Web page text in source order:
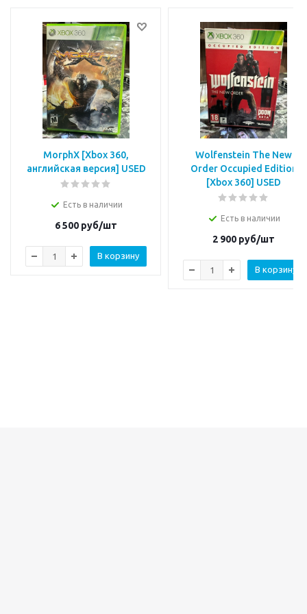
MorphX [Xbox 360,
английская версия] USED
Есть в наличии
6 500 руб/шт
В корзину
Wolfenstein The New
Order Occupied Edition
[Xbox 360] USED
Есть в наличии
2 900 руб/шт
В корзину